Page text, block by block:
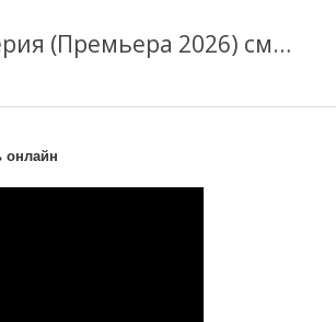
Мы с моим парнем расстанемся через 100 дней 5 серия (Премьера 2026) смотреть онлайн
онлайн